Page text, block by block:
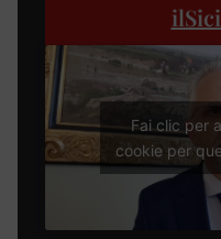
Fai clic per
cookie per